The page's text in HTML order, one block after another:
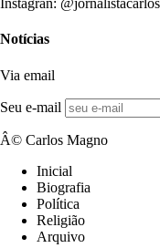
Instagran:
Notícias
Via email
Seu e-mail
Â© Carlos Magno
Inicial
Biografia
Política
Religião
Arquivo